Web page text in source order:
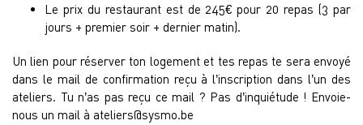
Le prix du restaurant est de 245€ pour 20 repas (3 par
jours + premier soir + dernier matin).
Un lien pour réserver ton logement et tes repas te sera envoyé
dans le mail de confirmation reçu à l’inscription dans l’un des
ateliers. Tu n’as pas reçu ce mail ? Pas d’inquiétude ! Envoie-
nous un mail à ateliers@sysmo.be